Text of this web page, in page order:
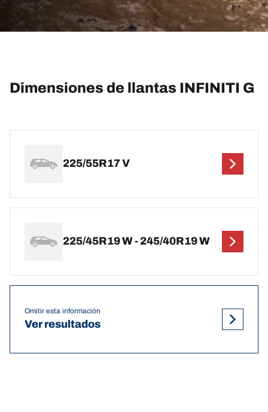
Dimensiones de llantas INFINITI G
225/55R17 V
225/45R19 W - 245/40R19 W
Omitir esta información
Ver resultados